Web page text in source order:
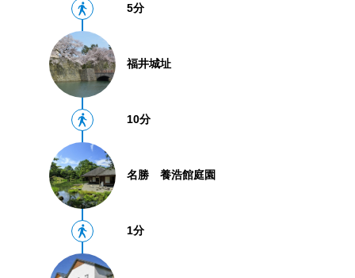
5分
福井城址
10分
名勝 養浩館庭園
1分